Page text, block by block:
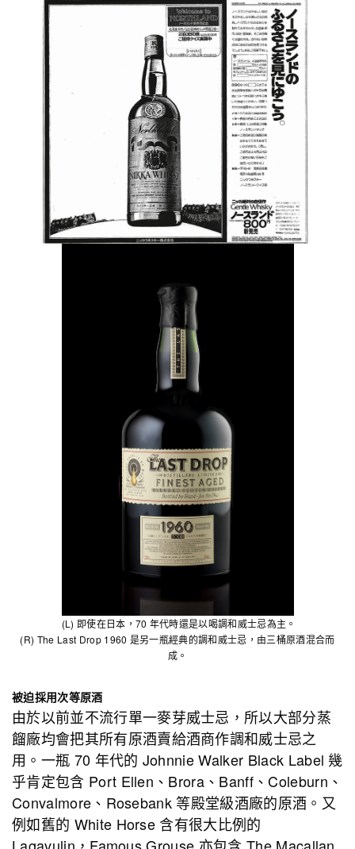
(L) 即使在日本，70 年代時還是以喝調和威士忌為主。
(R) The Last Drop 1960 是另一瓶經典的調和威士忌，由三桶原酒混合而
成。
被迫採用次等原酒
由於以前並不流行單一麥芽威士忌，所以大部分蒸
餾廠均會把其所有原酒賣給酒商作調和威士忌之
用。一瓶 70 年代的 Johnnie Walker Black Label 幾
乎肯定包含 Port Ellen、Brora、Banff、Coleburn、
Convalmore、Rosebank 等殿堂級酒廠的原酒。又
例如舊的 White Horse 含有很大比例的